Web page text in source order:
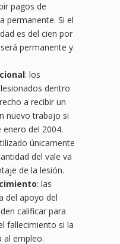
pagos de
permanente. Si el
es del cien por
permanente y
: los
dentro
a recibir un
nuevo trabajo si
enero del 2004.
únicamente
del vale va
de la lesión.
: las
del apoyo del
calificar para
fallecimiento si la
al empleo.